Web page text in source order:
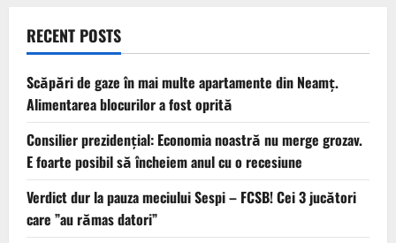
RECENT POSTS
Scăpări de gaze în mai multe apartamente din Neamț.
Alimentarea blocurilor a fost oprită
Consilier prezidenţial: Economia noastră nu merge grozav.
E foarte posibil să încheiem anul cu o recesiune
Verdict dur la pauza meciului Sespi – FCSB! Cei 3 jucători
care ”au rămas datori”